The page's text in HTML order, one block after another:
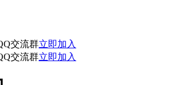
交流群立即加入
交流群立即加入